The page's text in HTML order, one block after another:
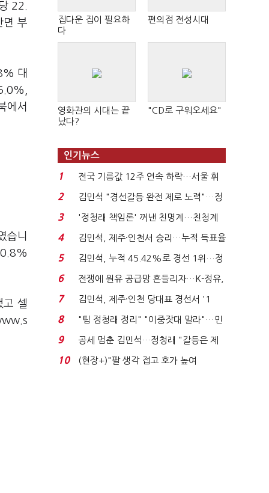
22.
부
대
에서
습니
고 셀
집다운 집이 필요하
다
편의점 전성시대
영화관의 시대는 끝
났다?
"CD로 구워오세요"
인기뉴스
1
전국 기름값 12주 연속 하락…서울 휘
발윳값 1909원...
2
김민석 "경선갈등 완전 제로 노력"…정
청래 "반명 공세 사...
3
'정청래 책임론' 꺼낸 친명계…친청계
는 추가투표 때리기...
4
김민석, 제주·인천서 승리…누적 득표율
'1위 탈환'(종합)...
5
김민석, 누적 45.42%로 경선 1위…정
청래와 격차 0.86%p(...
6
전쟁에 원유 공급망 흔들리자…K-정유,
에너지안보 핵심...
7
김민석, 제주·인천 당대표 경선서 '1
위'(1보)...
8
"팀 정청래 정리" "이중잣대 말라"…민
주 최고위원 계파 다...
9
공세 멈춘 김민석…정청래 "갈등은 제
가 수습"
10
(현장+)"팔 생각 접고 호가 높여